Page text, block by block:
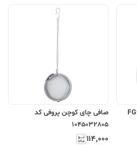
صافی چای کوچن پروفی کد
1045032805
۱۱۴٬۰۰۰